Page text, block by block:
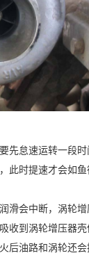
先怠速运转一段
此时提速才会如鱼
滑会中断，涡轮
收到涡轮增压器
后油路和涡轮还会